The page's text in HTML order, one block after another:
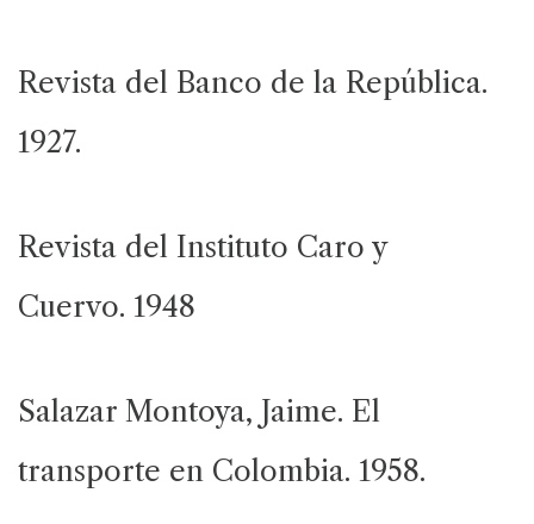
Revista del Banco de la República.
1927.
Revista del Instituto Caro y
Cuervo. 1948
Salazar Montoya, Jaime. El
transporte en Colombia. 1958.